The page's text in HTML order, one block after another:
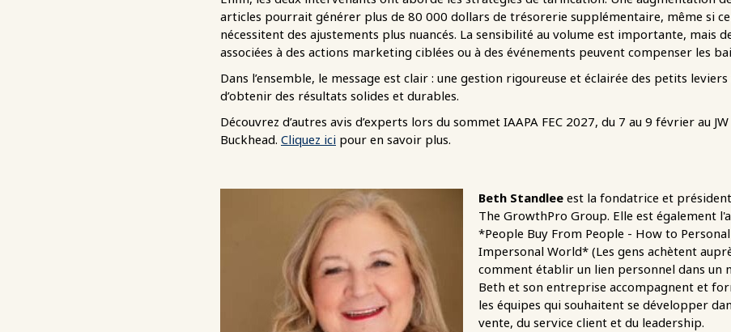
articles pourrait générer plus de 80 000 dollars de trésorerie supplémentaire, même si
nécessitent des ajustements plus nuancés. La sensibilité au volume est importante, mais
associées à des actions marketing ciblées ou à des événements peuvent compenser les
Dans l’ensemble, le message est clair : une gestion rigoureuse et éclairée des petits
d’obtenir des résultats solides et durables.
Découvrez d’autres avis d’experts lors du sommet IAAPA FEC 2027, du 7 au 9 février au
Buckhead. Cliquez ici pour en savoir plus.
Beth Standleeest la fondatrice et
The GrowthPro Group. Elle est également
*People Buy From People - How to
Impersonal World* (Les gens achètent
comment établir un lien personnel dans un
Beth et son entreprise accompagnent et
les équipes qui souhaitent se développer
vente, du service client et du leadership.